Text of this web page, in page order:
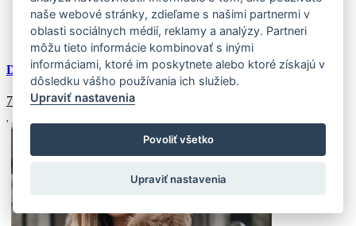
Externý sklad (2 ks)
Zasielame do 4-7 pracovných dní
Dopravazadarmo
Dámska zimná bunda s kožušinou, ecru
77.6€
naše webové stránky, zdieľame s našimi partnermi v
oblasti sociálnych médií, reklamy a analýzy. Partneri
môžu tieto informácie kombinovať s inými
informáciami, ktoré im poskytnete alebo ktoré získajú v
dôsledku vášho používania ich služieb.
Upraviť nastavenia
Povoliť všetko
Upraviť nastavenia